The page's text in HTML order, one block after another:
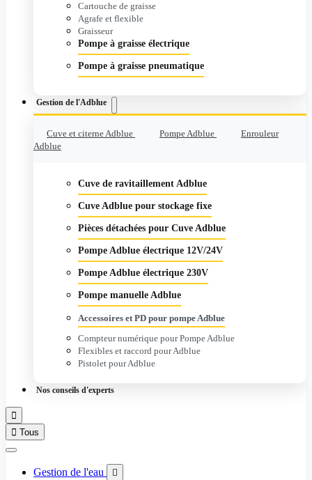
Cartouche de graisse
Agrafe et flexible
Graisseur
Pompe à graisse électrique
Pompe à graisse pneumatique
Gestion de l'Adblue
Cuve et citerne Adblue Pompe Adblue
Enrouleur
Adblue
Cuve de ravitaillement Adblue
Cuve Adblue pour stockage fixe
Pièces détachées pour Cuve Adblue
Pompe Adblue électrique 12V/24V
Pompe Adblue électrique 230V
Pompe manuelle Adblue
Accessoires et PD pour pompe Adblue
Compteur numérique pour Pompe Adblue
Flexibles et raccord pour Adblue
Pistolet pour Adblue
Nos conseils d'experts

 Tous
Gestion de l'eau 